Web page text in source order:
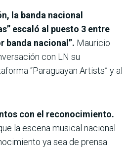
la banda nacional
escaló al puesto 3 entre
banda nacional”. Mauricio
con LN su
“Paraguayan Artists” y al
con el reconocimiento.
la escena musical nacional
ya sea de prensa